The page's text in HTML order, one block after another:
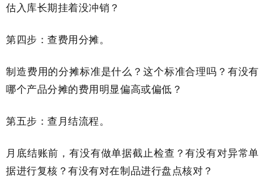
估入库长期挂着没冲销？
第四步：查费用分摊。
制造费用的分摊标准是什么？这个标准合理吗？有没有
哪个产品分摊的费用明显偏高或偏低？
第五步：查月结流程。
月底结账前，有没有做单据截止检查？有没有对异常单
据进行复核？有没有对在制品进行盘点核对？